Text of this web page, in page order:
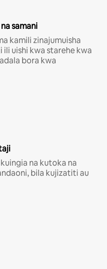
samani
kamili zinajumuisha
uishi kwa starehe kwa
bora kwa
na kutoka na
bila kujizatiti au